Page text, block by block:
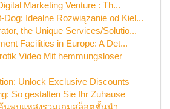
Marketing Venture : Th...
Dog: Idealne Rozwiązanie od Kiel...
the Unique Services/Solutio...
Facilities in Europe: A Det...
Video Mit hemmungsloser
Unlock Exclusive Discounts
So gestalten Sie Ihr Zuhause